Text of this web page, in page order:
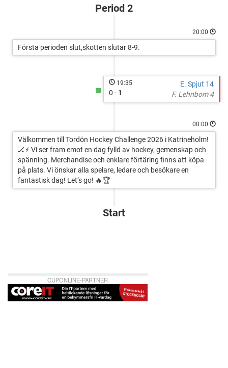
Period 2
20:00
Första perioden slut,skotten slutar 8-9.
E. Spjut 14
F. Lehnbom 4
19:35
0 - 1
00:00
Välkommen till Tordön Hockey Challenge 2026 i Katrineholm!
🏒⚡ Vi ser fram emot en dag fylld av hockey, gemenskap och
spänning. Merchandise och enklare förtäring finns att köpa
på plats. Vi önskar alla spelare, ledare och besökare en
fantastisk dag! Let’s go! 🔥🏆
Start
CUPONLINE-PARTNER